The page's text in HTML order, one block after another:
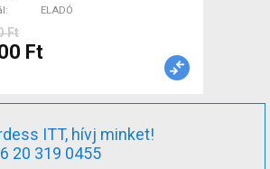
ELADÓ
Ft
Ft
ITT, hívj minket!
20 319 0455